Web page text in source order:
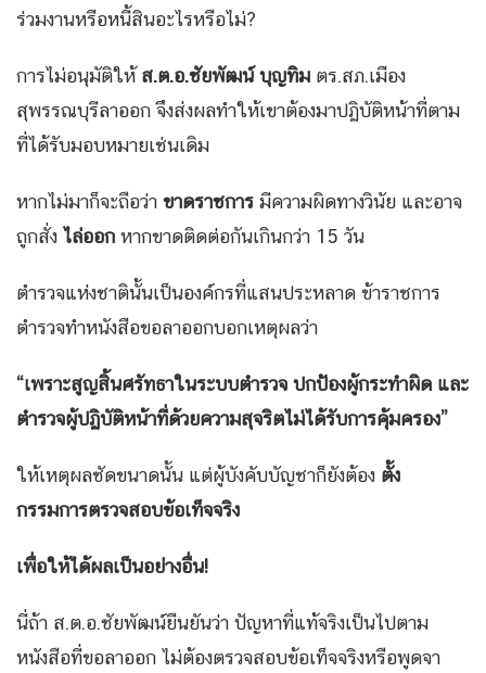
ร่วมงานหรือหนี้สินอะไรหรือไม่?
การไม่อนุมัติให้ ส.ต.อ.ชัยพัฒน์ บุญทิม ตร.สภ.เมือง
สุพรรณบุรีลาออก จึงส่งผลทำให้เขาต้องมาปฏิบัติหน้าที่ตาม
ที่ได้รับมอบหมายเช่นเดิม
หากไม่มาก็จะถือว่า ขาดราชการ มีความผิดทางวินัย และอาจ
ถูกสั่ง ไล่ออก หากขาดติดต่อกันเกินกว่า 15 วัน
ตำรวจแห่งชาตินั้นเป็นองค์กรที่แสนประหลาด ข้าราชการ
ตำรวจทำหนังสือขอลาออกบอกเหตุผลว่า
“เพราะสูญสิ้นศรัทธาในระบบตำรวจ ปกป้องผู้กระทำผิด และ
ตำรวจผู้ปฏิบัติหน้าที่ด้วยความสุจริตไม่ได้รับการคุ้มครอง”
ให้เหตุผลชัดขนาดนั้น แต่ผู้บังคับบัญชาก็ยังต้อง ตั้ง
กรรมการตรวจสอบข้อเท็จจริง
เพื่อให้ได้ผลเป็นอย่างอื่น!
นี่ถ้า ส.ต.อ.ชัยพัฒน์ยืนยันว่า ปัญหาที่แท้จริงเป็นไปตาม
หนังสือที่ขอลาออก ไม่ต้องตรวจสอบข้อเท็จจริงหรือพูดจา